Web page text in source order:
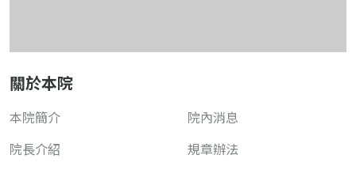
關於本院
本院簡介
院長介紹
院內消息
規章辦法